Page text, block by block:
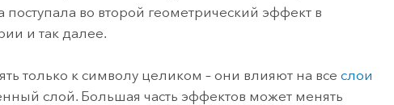
поступала во второй геометрический эффект в
и так далее.
только к символу целиком – они влияют на всеслои
слой. Большая часть эффектов может менять